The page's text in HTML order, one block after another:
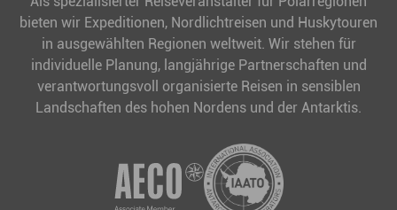
bieten wir Expeditionen, Nordlichtreisen und Huskytouren
in ausgewählten Regionen weltweit. Wir stehen für
individuelle Planung, langjährige Partnerschaften und
verantwortungsvoll organisierte Reisen in sensiblen
Landschaften des hohen Nordens und der Antarktis.